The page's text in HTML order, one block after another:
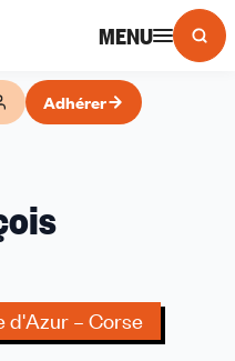
MENU
Adhérer
d'Azur – Corse